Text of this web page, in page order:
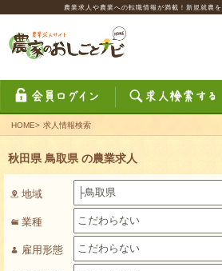
農業求人や農業への転職情報が満載！新規就農
HOME> 求人情報検索
秋田県 鳥取県 の農業求人
地域
業種
雇用形態